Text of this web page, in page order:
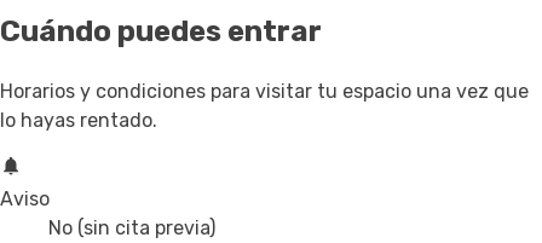
Cuándo puedes entrar
Horarios y condiciones para visitar tu espacio una vez que
lo hayas rentado.
Aviso
No (sin cita previa)